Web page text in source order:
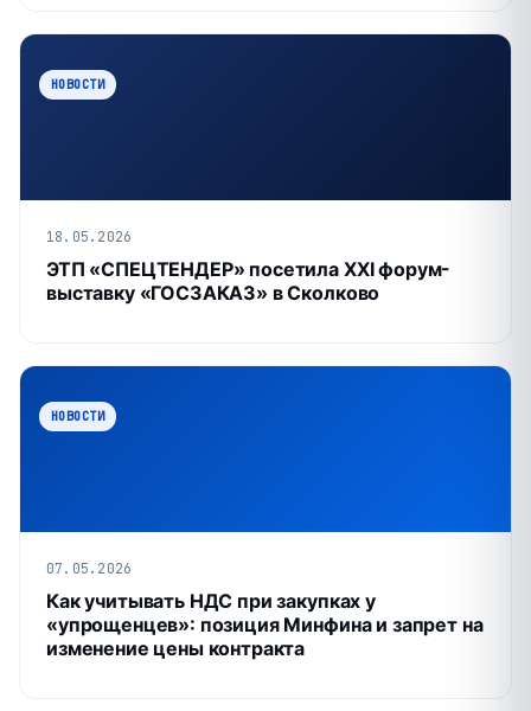
НОВОСТИ
18.05.2026
ЭТП «СПЕЦТЕНДЕР» посетила XXI форум-
выставку «ГОСЗАКАЗ» в Сколково
НОВОСТИ
07.05.2026
Как учитывать НДС при закупках у
«упрощенцев»: позиция Минфина и запрет на
изменение цены контракта